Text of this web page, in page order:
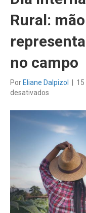
Rural:
no campo
Por Eliane Dalpizol
desativados
da
Mulher
Rural:
mão
de
obra
feminina
representa
40%